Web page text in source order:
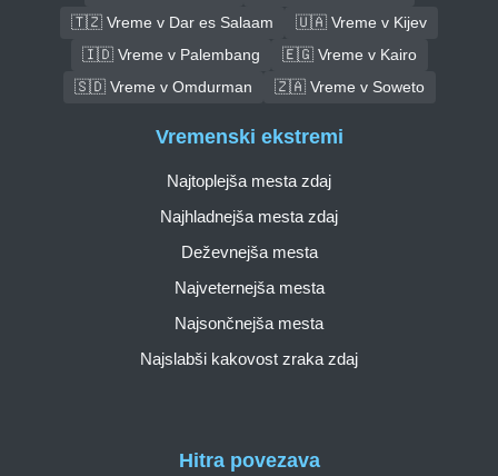
🇹🇿 Vreme v Dar es Salaam
🇺🇦 Vreme v Kijev
🇮🇩 Vreme v Palembang
🇪🇬 Vreme v Kairo
🇸🇩 Vreme v Omdurman
🇿🇦 Vreme v Soweto
Hitra povezava
Vremenski ekstremi
Najtoplejša mesta zdaj
Najhladnejša mesta zdaj
Deževnejša mesta
Najveternejša mesta
Najsončnejša mesta
Najslabši kakovost zraka zdaj